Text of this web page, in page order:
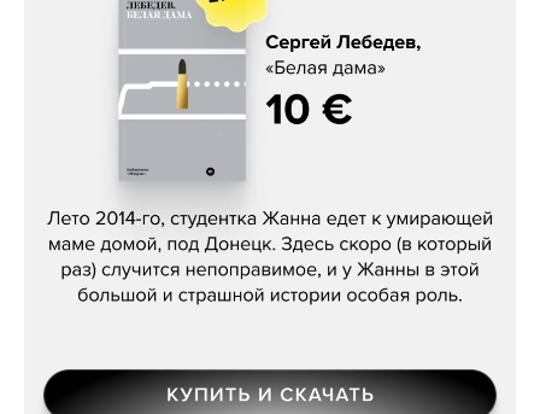
Сергей Лебедев, «Белая дама»